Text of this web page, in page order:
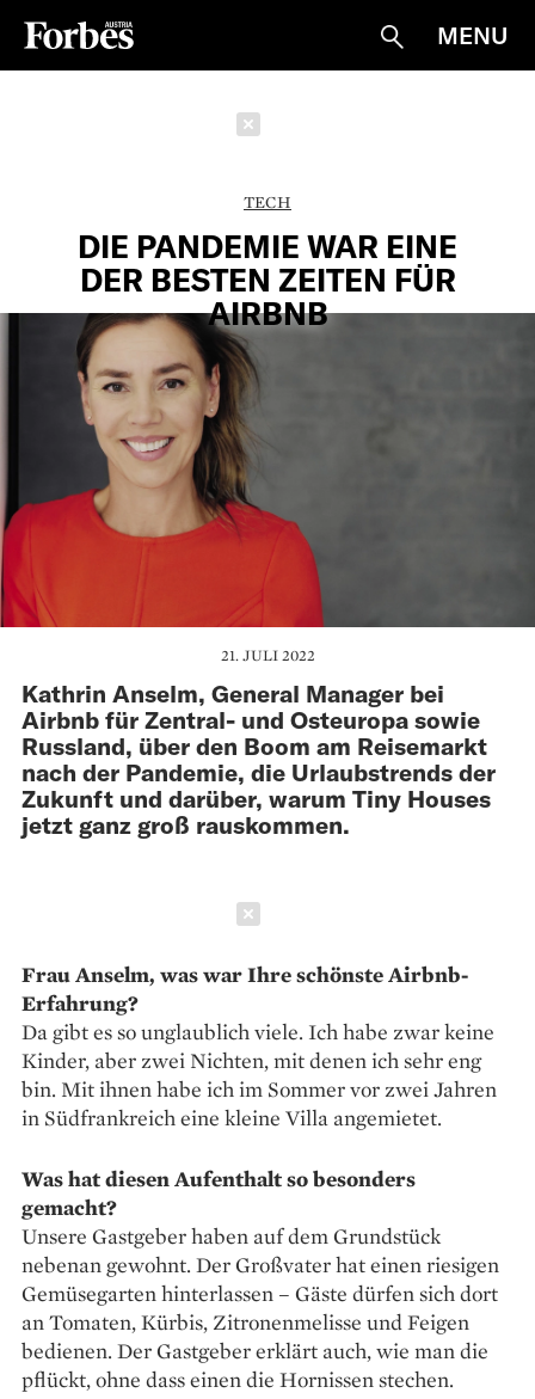
Suche
MENU
TECH
DIE PANDEMIE WAR EINE
DER BESTEN ZEITEN FÜR
AIRBNB
21. JULI 2022
Kathrin Anselm, General Manager bei
Airbnb für Zentral- und Osteuropa sowie
Russland, über den Boom am Reisemarkt
nach der Pandemie, die Urlaubstrends der
Zukunft und darüber, warum Tiny Houses
jetzt ganz groß rauskommen.
Frau Anselm, was war Ihre schönste Airbnb-
Erfahrung?
Da gibt es so unglaublich viele. Ich habe zwar keine
Kinder, aber zwei Nichten, mit denen ich sehr eng
bin. Mit ihnen habe ich im Sommer vor zwei Jahren
in Südfrankreich eine kleine Villa angemietet.
Was hat diesen Aufenthalt so besonders
gemacht?
Unsere Gastgeber haben auf dem Grundstück
nebenan gewohnt. Der Großvater hat einen riesigen
Gemüsegarten hinterlassen – Gäste dürfen sich dort
an Tomaten, Kürbis, Zitronenmelisse und Feigen
bedienen. Der Gastgeber erklärt auch, wie man die
pflückt, ohne dass einen die Hornissen stechen.